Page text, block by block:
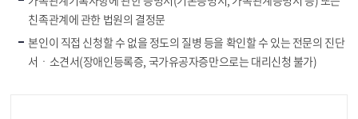
친족관계에 관한 법원의 결정문
본인이 직접 신청할 수 없을 정도의 질병 등을 확인할 수 있는 전문의 진단
서ㆍ소견서(장애인등록증, 국가유공자증만으로는 대리신청 불가)